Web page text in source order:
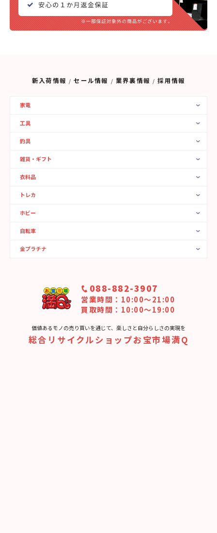
新入荷情報 セール情報 業界裏情報 採用情報
家電
工具
釣具
雑貨・ギフト
衣料品
トレカ
ホビー
自転車
金プラチナ
088-882-3907
営業時間：10:00〜21:00
買取時間：10:00～19:00
価値あるモノの売り買いを通じて、楽しさと⾃分らしさの実現を
総合リサイクルショップお宝市場満Q